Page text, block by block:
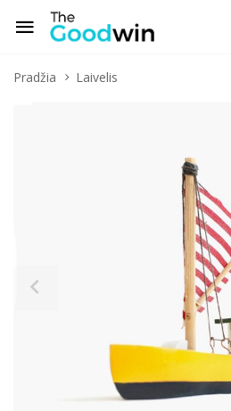
Pradžia Laivelis